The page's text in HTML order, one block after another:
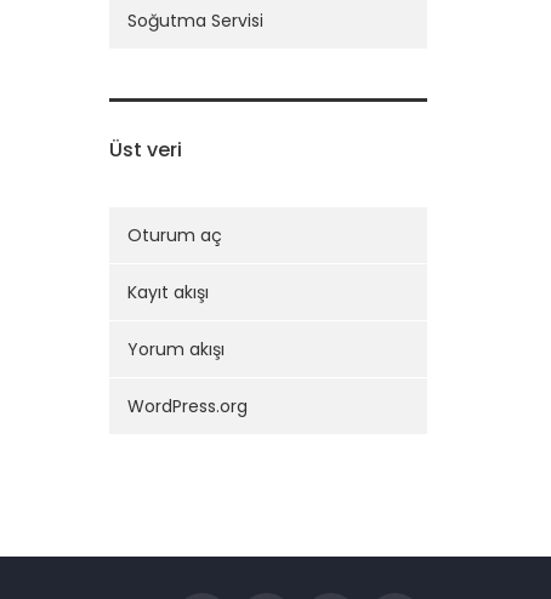
Soğutma Servisi
Üst veri
Oturum aç
Kayıt akışı
Yorum akışı
WordPress.org